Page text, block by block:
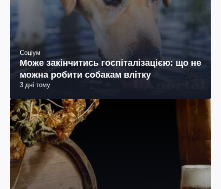
Соціум
Може закінчитись госпіталізацією: що не
можна робити собакам влітку
3 дні тому